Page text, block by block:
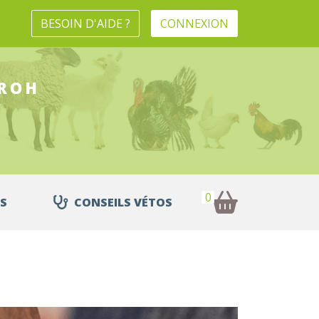
BESOIN D'AIDE ? CONNEXION
CONSEILS VÉTOS 0